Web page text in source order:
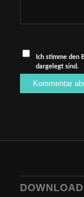
Ich stimme den
dargelegt sind.